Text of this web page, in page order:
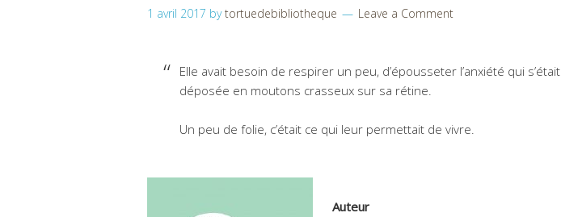
1 avril 2017 bytortuedebibliotheque Leave a Comment
Elle avait besoin de respirer un peu, d’épousseter l’anxiété qui s’était
déposée en moutons crasseux sur sa rétine.
Un peu de folie, c’était ce qui leur permettait de vivre.
Auteur